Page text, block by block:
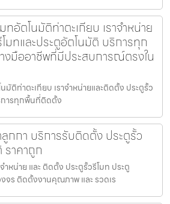
อัตโนมัติท่าตะเกียบ เราจำหน่าย
มทและประตูอัตโนมัติ บริการทุก
มืออาชีพที่มีประสบการณ์ตรงใน
ติท่าตะเกียบ เราจำหน่ายและติดตั้ง ประตูรั้ว
การทุกพื้นที่ติดตั้ง
กกา บริการรับติดตั้ง ประตูรั้ว
ราคาถูก
หน่าย และ ติดตั้ง ประตูรั้วรีโมท ประตู
จร ติดตั้งงานคุณภาพ และ รวดเร